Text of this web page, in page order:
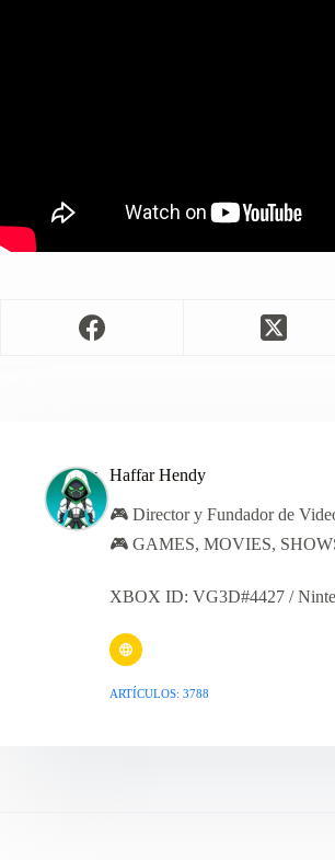
Haffar Hendy
🎮 Director y Fundador de
🎮 GAMES, MOVIES,
XBOX ID: VG3D#4427 /
ARTÍCULOS: 3788